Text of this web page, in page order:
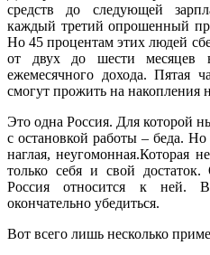
средств до следующей
каждый третий опрошенный
Но 45 процентам этих людей
от двух до шести месяцев
ежемесячного дохода. Пятая
смогут прожить на накопления
Это одна Россия. Для которой
с остановкой работы – беда.
наглая, неугомонная.Которая
только себя и свой
Россия относится к ней.
окончательно убедиться.
Вот всего лишь несколько